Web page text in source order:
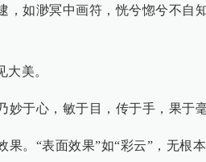
，如渺冥中画符，恍兮惚兮不自
大美。
于心，敏于目，传于手，果于毫
果。“表面效果”如“彩云”，无根